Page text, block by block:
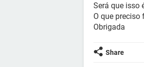
Será que isso
O que preciso
Obrigada
Share